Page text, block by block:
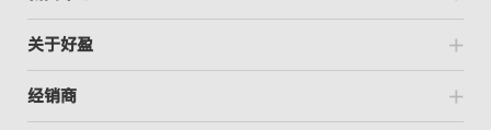
关于好盈
经销商